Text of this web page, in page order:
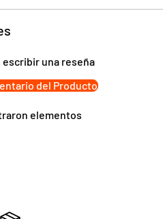
escribir una reseña
del Producto
elementos